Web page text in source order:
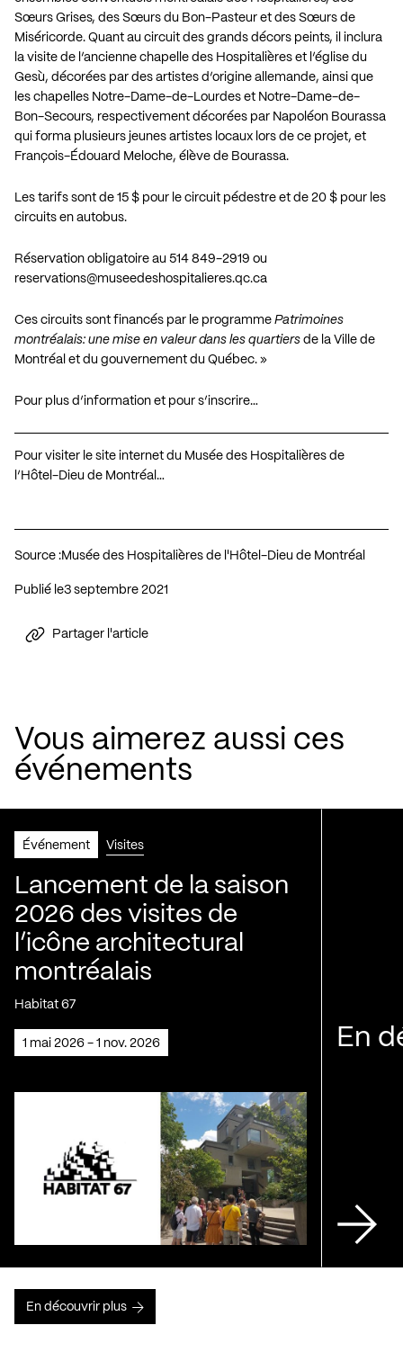
Sœurs Grises, des Sœurs du Bon-Pasteur et des Sœurs de
Miséricorde. Quant au circuit des grands décors peints, il inclura
la visite de l’ancienne chapelle des Hospitalières et l’église du
Gesù, décorées par des artistes d’origine allemande, ainsi que
les chapelles Notre-Dame-de-Lourdes et Notre-Dame-de-
Bon-Secours, respectivement décorées par Napoléon Bourassa
qui forma plusieurs jeunes artistes locaux lors de ce projet, et
François-Édouard Meloche, élève de Bourassa.
Les tarifs sont de 15 $ pour le circuit pédestre et de 20 $ pour les
circuits en autobus.
Réservation obligatoire au 514 849-2919 ou
reservations@museedeshospitalieres.qc.ca
Ces circuits sont financés par le programme Patrimoines
montréalais: une mise en valeur dans les quartiers de la Ville de
Montréal et du gouvernement du Québec. »
Pour plus d’information et pour s’inscrire…
Pour visiter le site internet du Musée des Hospitalières de
l’Hôtel-Dieu de Montréal…
Source :Musée des Hospitalières de l'Hôtel-Dieu de Montréal
Publié le 3 septembre 2021
Partager l'article
Vous aimerez aussi ces
événements
Événement Visites
Lancement de la saison
2026 des visites de
l’icône architectural
montréalais
Habitat 67
1 mai 2026 - 1 nov. 2026 En
En découvrir plus